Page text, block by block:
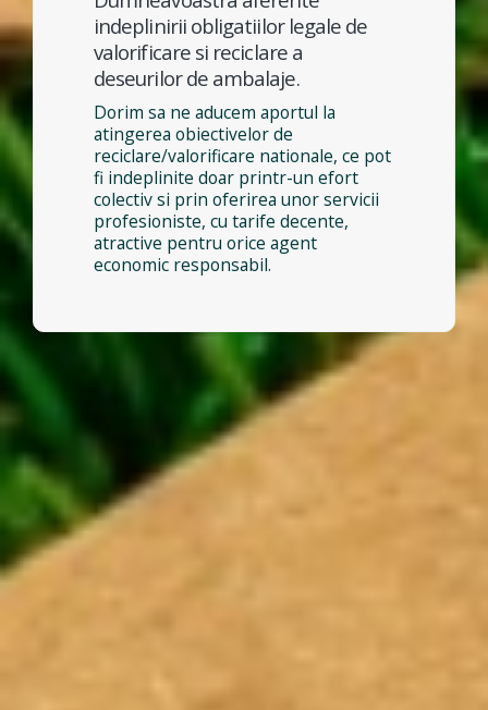
indeplinirii obligatiilor legale de
valorificare si reciclare a
deseurilor de ambalaje.
Dorim sa ne aducem aportul la
atingerea obiectivelor de
reciclare/valorificare nationale, ce pot
fi indeplinite doar printr-un efort
colectiv si prin oferirea unor servicii
profesioniste, cu tarife decente,
atractive pentru orice agent
economic responsabil.